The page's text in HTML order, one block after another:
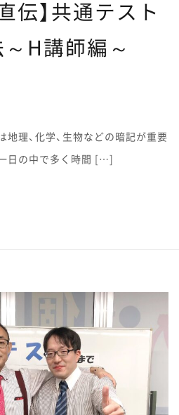
伝】共通テスト
H講師編～
地理、化学、生物などの暗記が重要
日の中で多く時間 […]